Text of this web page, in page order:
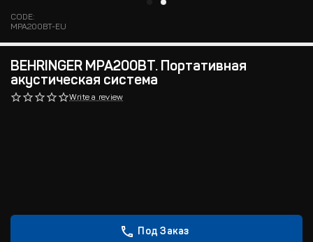
CODE:
MPA200BT-EU
BEHRINGER MPA200BT. Портативная
акустическая система
Write a review
Под Заказ